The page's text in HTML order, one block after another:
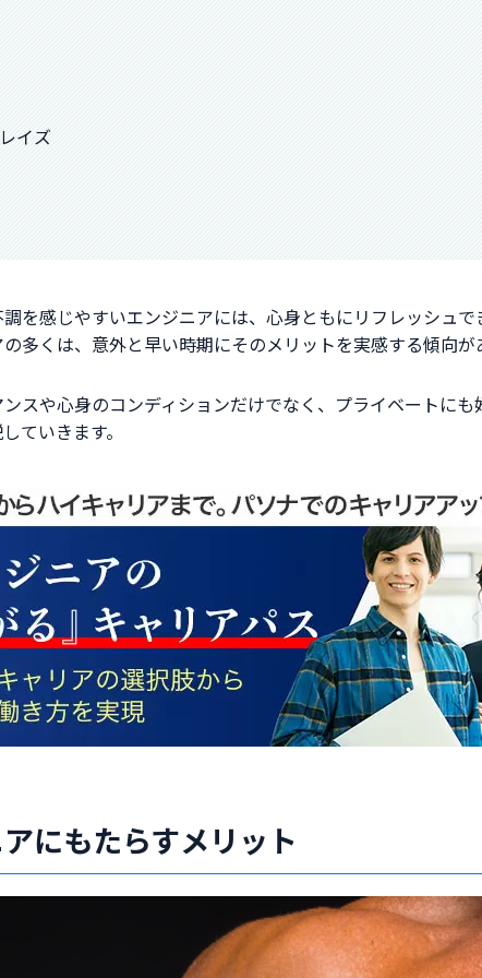
イズ
を感じやすいエンジニアには、心身ともにリフレッシュ
多くは、意外と早い時期にそのメリットを実感する傾向が
スや心身のコンディションだけでなく、プライベートに
ていきます。
にもたらすメリット